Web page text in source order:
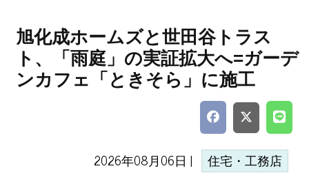
旭化成ホームズと世田谷トラス
ト、「雨庭」の実証拡大へ=ガーデ
ンカフェ「ときそら」に施工
2026年08月06日 | 住宅・工務店